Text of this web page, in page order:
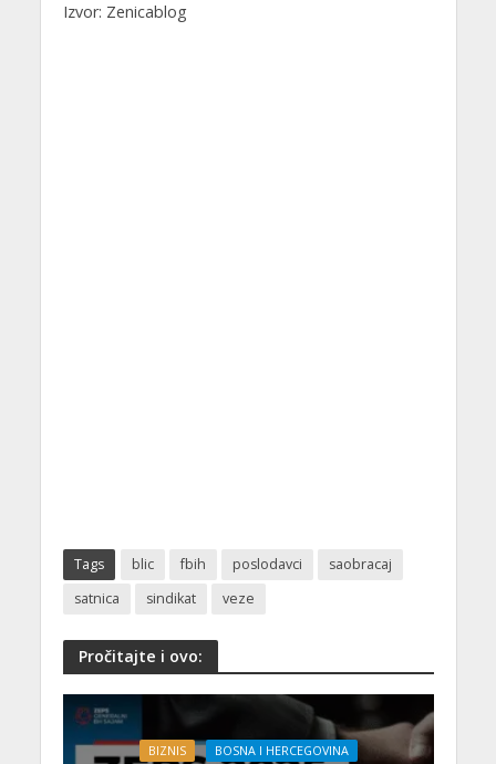
Izvor: Zenicablog
Tags blic fbih poslodavci
saobracaj
satnica
sindikat veze
Pročitajte i ovo:
BIZNIS BOSNA I HERCEGOVINA